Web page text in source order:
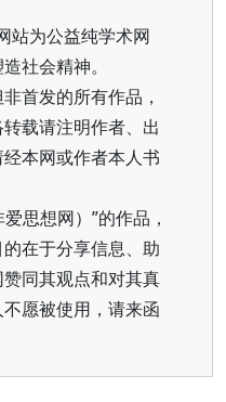
站为公益纯学术网
社会精神。
首发的所有作品，
载请注明作者、出
本网或作者本人书
思想网）”的作品，
在于分享信息、助
同其观点和对其真
愿被使用，请来函